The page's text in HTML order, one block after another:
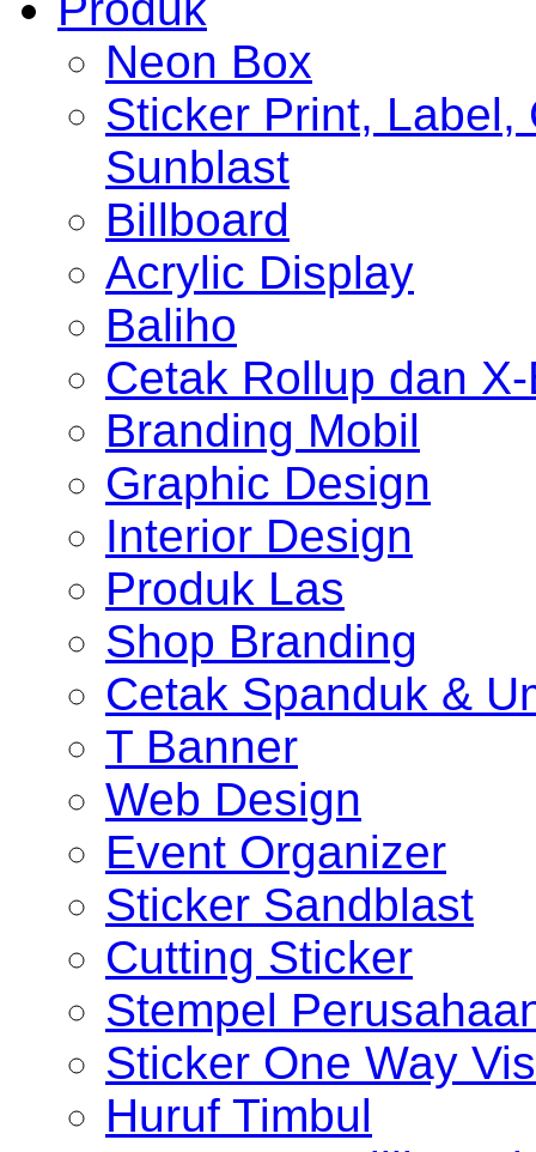
Neon Box
Sticker Print, Label,
Sunblast
Billboard
Acrylic Display
Baliho
Cetak Rollup dan
Branding Mobil
Graphic Design
Interior Design
Produk Las
Shop Branding
Cetak Spanduk &
T Banner
Web Design
Event Organizer
Sticker Sandblast
Cutting Sticker
Stempel
Sticker One Way
Huruf Timbul